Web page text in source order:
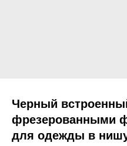
Черный
фрезерованными
для одежды в